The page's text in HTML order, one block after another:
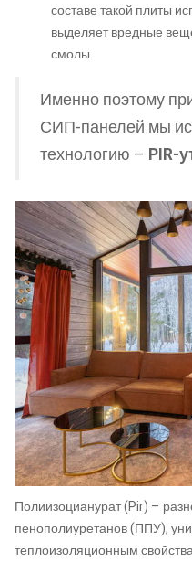
составе такой плиты
выделяет вредные
смолы.
Именно поэтому
СИП-панелей мы
технологию – PIR-
Полиизоцианурат (Pir) –
пенополиуретанов (ППУ),
теплоизоляционным